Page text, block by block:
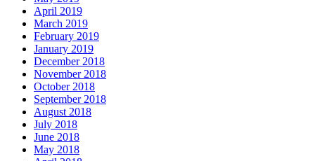
April 2019
March 2019
February 2019
January 2019
December 2018
November 2018
October 2018
September 2018
August 2018
July 2018
June 2018
May 2018